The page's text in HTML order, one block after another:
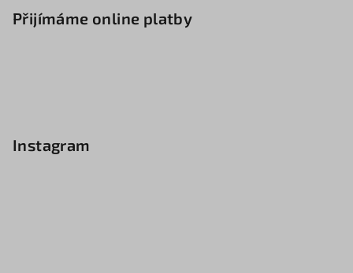
Přijímáme online platby
Instagram